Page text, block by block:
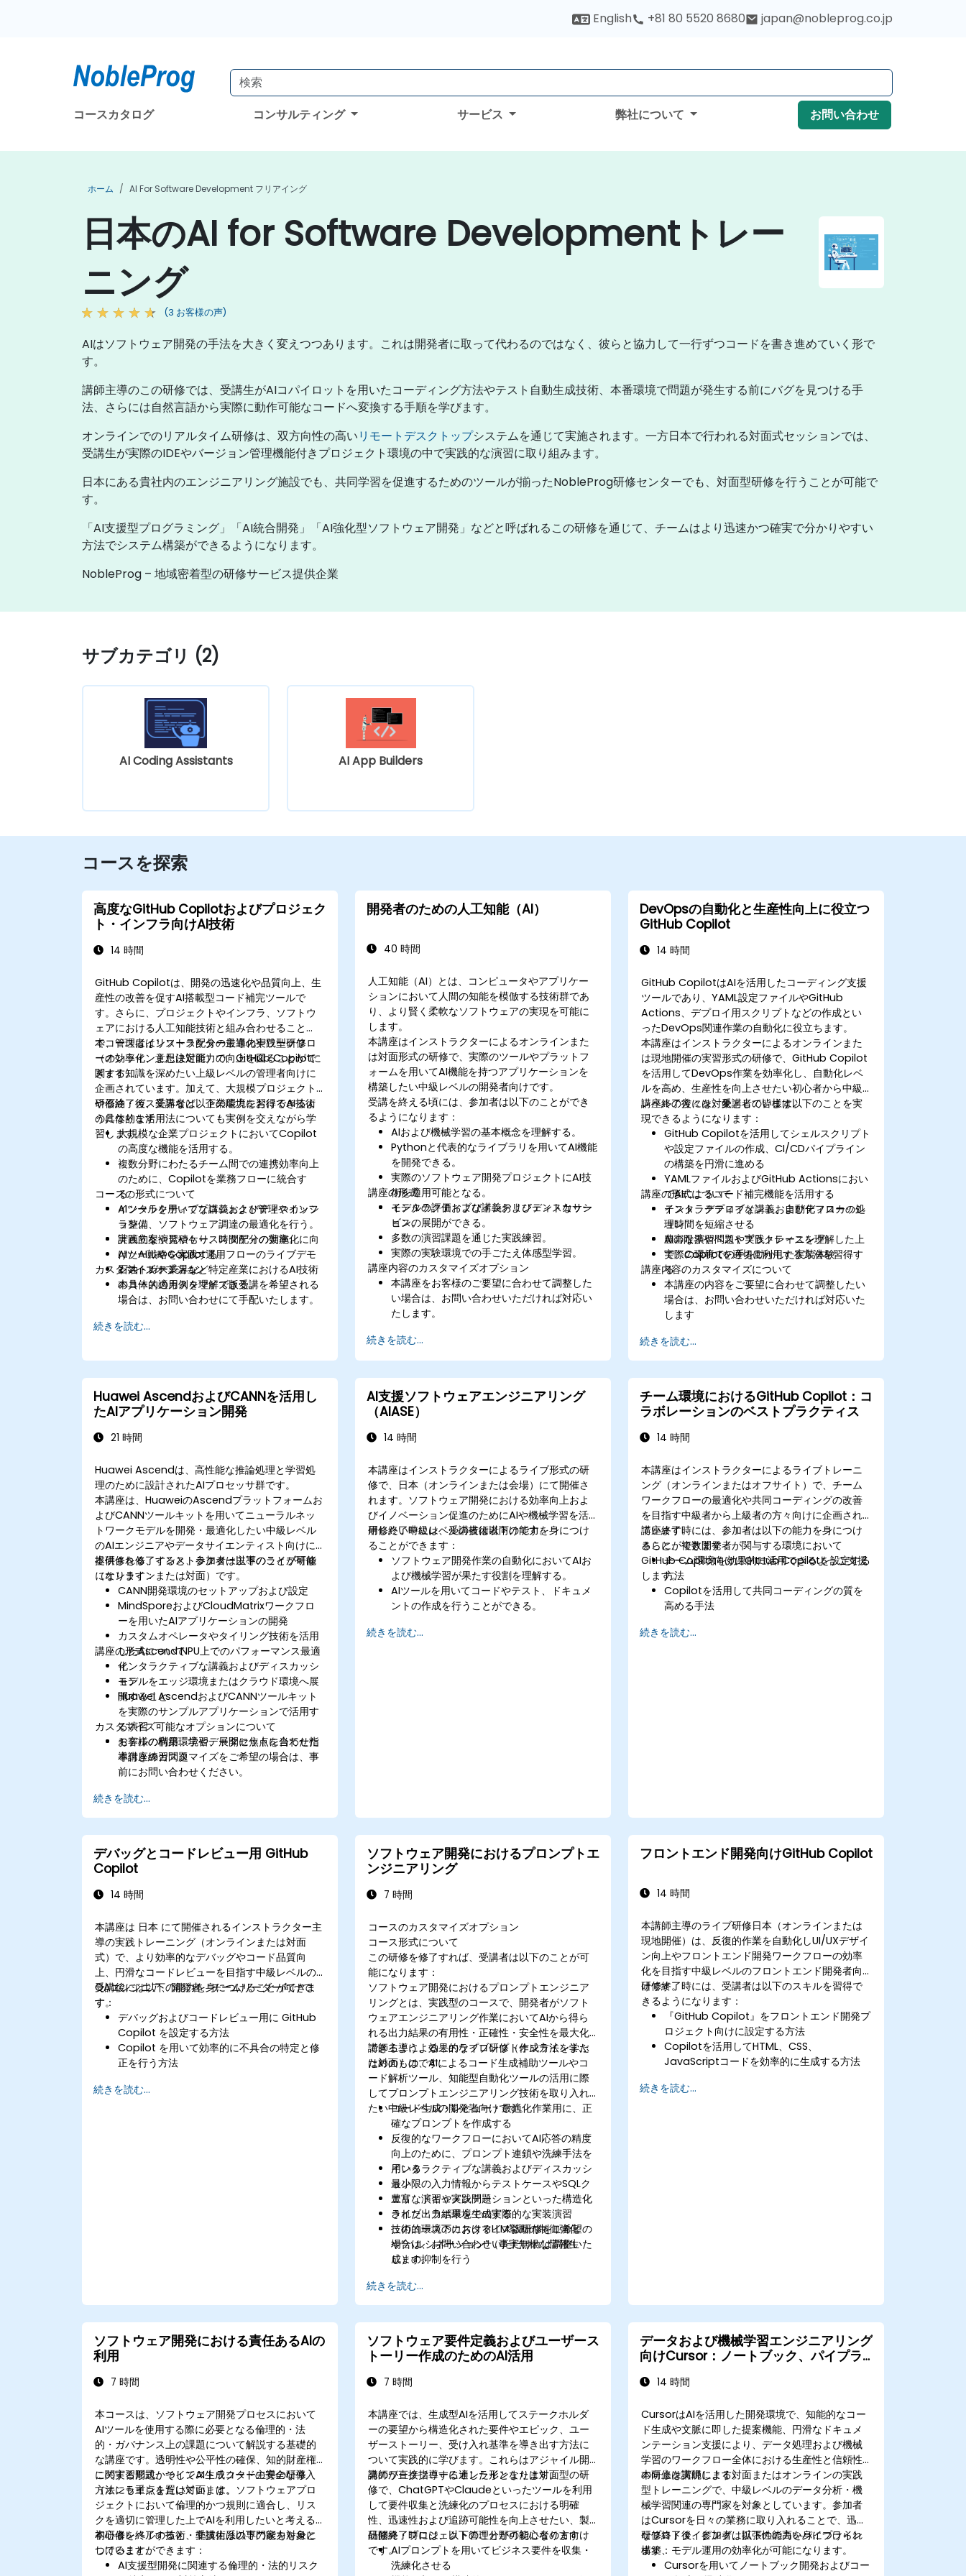
English +81 80 5520 8680 japan@nobleprog.co.jp
コースカタログ コンサルティング サービス 弊社について お問い合わせ
ホーム AI For Software Development フリアイング
日本のAI for Software Developmentトレー
ニング
(3 お客様の声)
AIはソフトウェア開発の手法を大きく変えつつあります。これは開発者に取って代わるのではなく、彼らと協力して一行ずつコードを書き進めていく形で
す。
講師主導のこの研修では、受講生がAIコパイロットを用いたコーディング方法やテスト自動生成技術、本番環境で問題が発生する前にバグを見つける手
法、さらには自然言語から実際に動作可能なコードへ変換する手順を学びます。
オンラインでのリアルタイム研修は、双方向性の高いリモートデスクトップシステムを通じて実施されます。一方日本で行われる対面式セッションでは、
受講生が実際のIDEやバージョン管理機能付きプロジェクト環境の中で実践的な演習に取り組みます。
日本にある貴社内のエンジニアリング施設でも、共同学習を促進するためのツールが揃ったNobleProg研修センターでも、対面型研修を行うことが可能で
す。
「AI支援型プログラミング」「AI統合開発」「AI強化型ソフトウェア開発」などと呼ばれるこの研修を通じて、チームはより迅速かつ確実で分かりやすい
方法でシステム構築ができるようになります。
NobleProg – 地域密着型の研修サービス提供企業
サブカテゴリ (2)
AI Coding Assistants AI App Builders
コースを探索
高度なGitHub Copilotおよびプロジェク
ト・インフラ向けAI技術
14 時間
GitHub Copilotは、開発の迅速化や品質向上、生
産性の改善を促すAI搭載型コード補完ツールで
す。さらに、プロジェクトやインフラ、ソフトウ
ェアにおける人工知能技術と組み合わせること
で、管理者はリソース配分の最適化やワークフロ
ーの効率化、意思決定能力の向上を図ることがで
きます。
本コースはインストラクター主導の実践型研修
（オンラインまたは対面）で、GitHub Copilotに
関する知識を深めたい上級レベルの管理者向けに
企画されています。加えて、大規模プロジェクト
や石油・ガス業界など、企業環境におけるAI技術
の具体的な活用法についても実例を交えながら学
習します。
研修終了後、受講者は以下の能力を習得できるよ
うになります：
大規模な企業プロジェクトにおいてCopilot
の高度な機能を活用する。
複数分野にわたるチーム間での連携効率向上
のために、Copilotを業務フローに統合す
る。
AIツールを用いてプロジェクト管理やインフ
ラ整備、ソフトウェア調達の最適化を行う。
計画立案や見積もり、時間配分の効率化に向
けたAI戦略を実践する。
石油・ガス業界など特定産業におけるAI技術
の具体的適用例を理解できる。
コースの形式について
インタラクティブな講義およびディスカッシ
ョン。
実践的な演習やケーススタディの実施。
AIツールやCopilot運用フローのライブデモ
ンストレーション。
カスタマイズオプション
本コースのカスタマイズ版受講を希望される
場合は、お問い合わせにて手配いたします。
続きを読む...
開発者のための人工知能（AI）
40 時間
人工知能（AI）とは、コンピュータやアプリケー
ションにおいて人間の知能を模倣する技術群であ
り、より賢く柔軟なソフトウェアの実現を可能に
します。
本講座はインストラクターによるオンラインまた
は対面形式の研修で、実際のツールやプラットフ
ォームを用いてAI機能を持つアプリケーションを
構築したい中級レベルの開発者向けです。
受講を終える頃には、参加者は以下のことができ
るようになります：
AIおよび機械学習の基本概念を理解する。
Pythonと代表的なライブラリを用いてAI機能
を開発できる。
実際のソフトウェア開発プロジェクトにAI技
術を適用可能となる。
モデルの評価およびインテリジェントなサー
ビスの展開ができる。
講座の形式
インタラクティブな講義およびディスカッシ
ョン。
多数の演習課題を通じた実践練習。
実際の実験環境での手ごたえ体感型学習。
講座内容のカスタマイズオプション
本講座をお客様のご要望に合わせて調整した
い場合は、お問い合わせいただければ対応い
たします。
続きを読む...
DevOpsの自動化と生産性向上に役立つ
GitHub Copilot
14 時間
GitHub CopilotはAIを活用したコーディング支援
ツールであり、YAML設定ファイルやGitHub
Actions、デプロイ用スクリプトなどの作成とい
ったDevOps関連作業の自動化に役立ちます。
本講座はインストラクターによるオンラインまた
は現地開催の実習形式の研修で、GitHub Copilot
を活用してDevOps作業を効率化し、自動化レベ
ルを高め、生産性を向上させたい初心者から中級
レベルの方々を対象としています。
講座終了後には、受講者の皆様は以下のことを実
現できるようになります：
GitHub Copilotを活用してシェルスクリプト
や設定ファイルの作成、CI/CDパイプライン
の構築を円滑に進める
YAMLファイルおよびGitHub Actionsにおい
てAIによるコード補完機能を活用する
テスト、デプロイメント、自動化フローの処
理時間を短縮させる
AIの限界やベストプラクティスを理解した上
で、Copilotを適切に利用する方法を習得す
る
講座の形式について
インタラクティブな講義およびディスカッシ
ョン
豊富な演習問題や実践トレーニング
実際の環境での手を動かした実装体験
講座内容のカスタマイズについて
本講座の内容をご要望に合わせて調整したい
場合は、お問い合わせいただければ対応いた
します
続きを読む...
Huawei AscendおよびCANNを活用し
たAIアプリケーション開発
21 時間
Huawei Ascendは、高性能な推論処理と学習処
理のために設計されたAIプロセッサ群です。
本講座は、HuaweiのAscendプラットフォームお
よびCANNツールキットを用いてニューラルネッ
トワークモデルを開発・最適化したい中級レベル
のAIエンジニアやデータサイエンティスト向けに
提供される、インストラクター主導のライブ研修
（オンラインまたは対面）です。
本研修を修了すると、参加者は以下のことが可能
になります：
CANN開発環境のセットアップおよび設定
MindSporeおよびCloudMatrixワークフロ
ーを用いたAIアプリケーションの開発
カスタムオペレータやタイリング技術を活用
したAscend NPU上でのパフォーマンス最適
化
モデルをエッジ環境またはクラウド環境へ展
開すること
講座の形式について
インタラクティブな講義およびディスカッシ
ョン
Huawei AscendおよびCANNツールキット
を実際のサンプルアプリケーションで活用す
る演習
モデルの構築、学習、展開に焦点を当てた指
導付き練習問題
カスタマイズ可能なオプションについて
お客様の利用環境やデータセットに合わせた
本講座のカスタマイズをご希望の場合は、事
前にお問い合わせください。
続きを読む...
AI支援ソフトウェアエンジニアリング
（AIASE）
14 時間
本講座はインストラクターによるライブ形式の研
修で、日本（オンラインまたは会場）にて開催さ
れます。ソフトウェア開発における効率向上およ
びイノベーション促進のためにAIや機械学習を活
用したい中級レベルの技術者向けです。
研修終了時には、受講者は以下の能力を身につけ
ることができます：
ソフトウェア開発作業の自動化においてAIお
よび機械学習が果たす役割を理解する。
AIツールを用いてコードやテスト、ドキュメ
ントの作成を行うことができる。
AI技術を応用することができる。
続きを読む...
チーム環境におけるGitHub Copilot：コ
ラボレーションのベストプラクティス
14 時間
本講座はインストラクターによるライブトレーニ
ング（オンラインまたはオフサイト）で、チーム
ワークフローの最適化や共同コーディングの改善
を目指す中級者から上級者の方々向けに企画され
ています。
さらに、複数開発者が関与する環境において
GitHub Copilotを効果的に活用できるようご支援
します。
講座終了時には、参加者は以下の能力を身につけ
ることができます：
チーム環境向けにGitHub Copilotを設定する
方法
Copilotを活用して共同コーディングの質を
高める手法
を最適化する方法
続きを読む...
デバッグとコードレビュー用 GitHub
Copilot
14 時間
本講座は 日本 にて開催されるインストラクター主
導の実践トレーニング（オンラインまたは対面
式）で、より効率的なデバッグやコード品質向
上、円滑なコードレビューを目指す中級レベルの
QAエンジニア、開発者、チームリーダー向けで
す。
受講後には以下の能力を身につけることができま
す：
デバッグおよびコードレビュー用に GitHub
Copilot を設定する方法
Copilot を用いて効率的に不具合の特定と修
正を行う方法
る方法
続きを読む...
ソフトウェア開発におけるプロンプトエ
ンジニアリング
7 時間
コースのカスタマイズオプション
コース形式について
この研修を修了すれば、受講者は以下のことが可
能になります：
ソフトウェア開発におけるプロンプトエンジニア
リングとは、実践型のコースで、開発者がソフト
ウェアエンジニアリング作業においてAIから得ら
れる出力結果の有用性・正確性・安全性を最大化
できるよう、効果的なプロンプト作成方法を学ぶ
ためのものです。
講師主導によるこのライブ研修（オンラインまた
は対面）は、AIによるコード生成補助ツールやコ
ード解析ツール、知能型自動化ツールの活用に際
してプロンプトエンジニアリング技術を取り入れ
たい中級レベルの開発者向けです。
コード生成・レビュー・最適化作業用に、正
確なプロンプトを作成する
反復的なワークフローにおいてAI応答の精度
向上のために、プロンプト連鎖や洗練手法を
用いる
最小限の入力情報からテストケースやSQLク
エリ、ドキュメンテーションといった構造化
された出力結果を生成する
技術的環境下におけるLLM挙動の制御強化
や“ハルシネーション”（事実無根な情報生
成）の抑制を行う
インタラクティブな講義およびディスカッシ
ョン
豊富な演習や実践問題
ライブ・ラボ環境での実際的な実装演習
このコースのカスタマイズ版研修をご希望の
場合は、お問い合わせいただければ調整いた
します。
続きを読む...
フロントエンド開発向けGitHub Copilot
14 時間
本講師主導のライブ研修日本（オンラインまたは
現地開催）は、反復的作業を自動化しUI/UXデザイ
ン向上やフロントエンド開発ワークフローの効率
化を目指す中級レベルのフロントエンド開発者向
けです。
研修終了時には、受講者は以下のスキルを習得で
きるようになります：
『GitHub Copilot』をフロントエンド開発プ
ロジェクト向けに設定する方法
Copilotを活用してHTML、CSS、
JavaScriptコードを効率的に生成する方法
UI/UX設計プロセスを改善する方法
続きを読む...
ソフトウェア開発における責任あるAIの
利用
7 時間
本コースは、ソフトウェア開発プロセスにおいて
AIツールを使用する際に必要となる倫理的・法
的・ガバナンス上の課題について解説する基礎的
な講座です。透明性や公平性の確保、知的財産権
に関する問題、そしてAI生成コードの安全な導入
方法にも重点を置いています。
この実習形式かつインストラクター主導の研修
（オンラインまたは対面）は、ソフトウェアプロ
ジェクトにおいて倫理的かつ規則に適合し、リス
クを適切に管理した上でAIを利用したいと考える
初心者レベルの技術・非技術系の専門家を対象と
しています。
本研修を終了すると、受講生は以下の能力を身に
つけることができます：
AI支援型開発に関連する倫理的・法的リスク
ソフトウェア要件定義およびユーザース
トーリー作成のためのAI活用
7 時間
本講座では、生成型AIを活用してステークホルダ
ーの要望から構造化された要件やエピック、ユー
ザーストーリー、受け入れ基準を導き出す方法に
ついて実践的に学びます。これらはアジャイル開
発のワークフローに適した形となります。
講師が直接指導するオンラインまたは対面型の研
修で、ChatGPTやClaudeといったツールを利用
して要件収集と洗練化のプロセスにおける明確
性、迅速性および追跡可能性を向上させたい、製
品開発・プロジェクト管理分野の初心者の方向け
です。
研修終了時には、以下のことが可能になります：
AIプロンプトを用いてビジネス要件を収集・
洗練化させる
データおよび機械学習エンジニアリング
向けCursor：ノートブック、パイプラ
14 時間
CursorはAIを活用した開発環境で、知能的なコー
ド生成や文脈に即した提案機能、円滑なドキュメ
ンテーション支援により、データ処理および機械
学習のワークフロー全体における生産性と信頼性
の向上を実現します。
本研修は講師による対面またはオンラインの実践
型トレーニングで、中級レベルのデータ分析・機
械学習関連の専門家を対象としています。参加者
はCursorを日々の業務に取り入れることで、迅速
なプロトタイピング、拡張性の高いパイプライン
構築、モデル運用の効率化が可能になります。
研修終了後、参加者は以下の能力を身につけられ
ます：
Cursorを用いてノートブック開発およびコー